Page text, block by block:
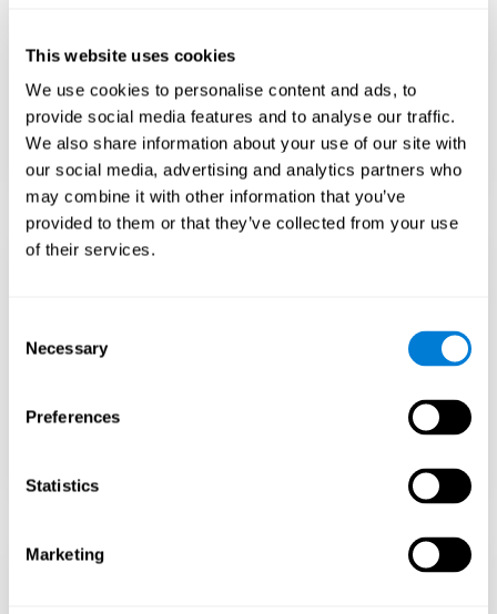
This website uses cookies
We use cookies to personalise content and ads, to
provide social media features and to analyse our traffic.
We also share information about your use of our site with
our social media, advertising and analytics partners who
may combine it with other information that you’ve
provided to them or that they’ve collected from your use
of their services.
Selection
Necessary
Preferences
Statistics
Marketing
Explorez les cours avancés, les programmes
accélérés (par exemple, sauter des classes).
Renseignez-vous sur les programmes
d'éducation pour les surdoués, s'ils sont
disponibles.
d'esprit de croissance
Apprenez à relever les défis et à apprendre de
que tout arrive rapidement.